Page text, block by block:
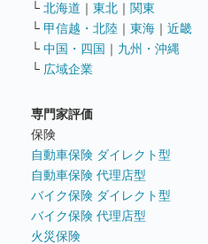
└ 北海道 ｜ 東北 ｜ 関東
└ 甲信越・北陸 ｜ 東海 ｜ 近畿
└ 中国・四国 ｜ 九州・沖縄
└ 広域企業
専門家評価
保険
自動車保険 ダイレクト型
自動車保険 代理店型
バイク保険 ダイレクト型
バイク保険 代理店型
火災保険